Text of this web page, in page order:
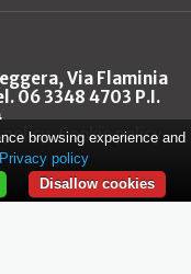
Via Flaminia
06 3348 4703 P.I.
policy Cookie policy
browsing experience and
Privacy policy
Disallow cookies